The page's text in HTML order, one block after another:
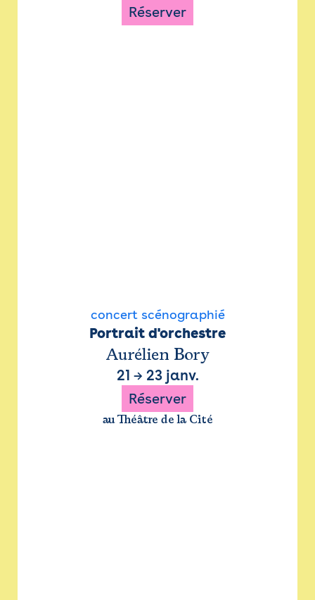
Réserver
concert scénographié
Portrait d'orchestre
Aurélien Bory
21 → 23 janv.
Réserver
au Théâtre de la Cité